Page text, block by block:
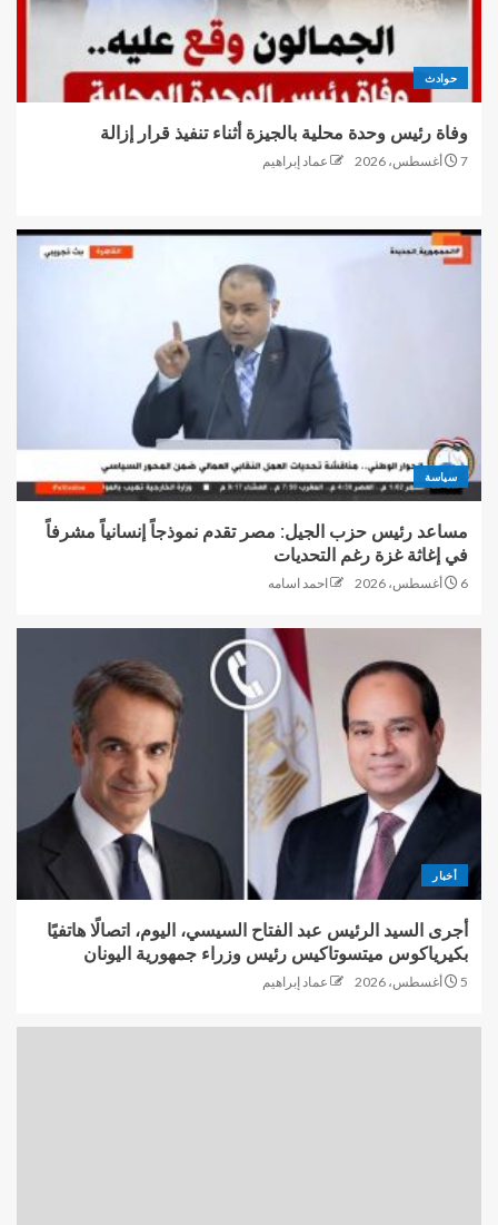
حوادث
وفاة رئيس وحدة محلية بالجيزة أثناء تنفيذ قرار إزالة
7 أغسطس، 2026 عماد إبراهيم
سياسة
مساعد رئيس حزب الجيل: مصر تقدم نموذجاً إنسانياً مشرفاً
في إغاثة غزة رغم التحديات
6 أغسطس، 2026 احمد اسامه
أخبار
أجرى السيد الرئيس عبد الفتاح السيسي، اليوم، اتصالًا هاتفيًا
بكيرياكوس ميتسوتاكيس رئيس وزراء جمهورية اليونان
5 أغسطس، 2026 عماد إبراهيم